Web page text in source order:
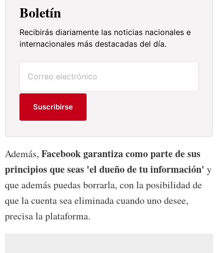
Boletín
Recibirás diariamente las noticias nacionales e
internacionales más destacadas del día.
Suscribirse
Además, Facebook garantiza como parte de sus
principios que seas 'el dueño de tu información' y
que además puedas borrarla, con la posibilidad de
que la cuenta sea eliminada cuando uno desee,
precisa la plataforma.